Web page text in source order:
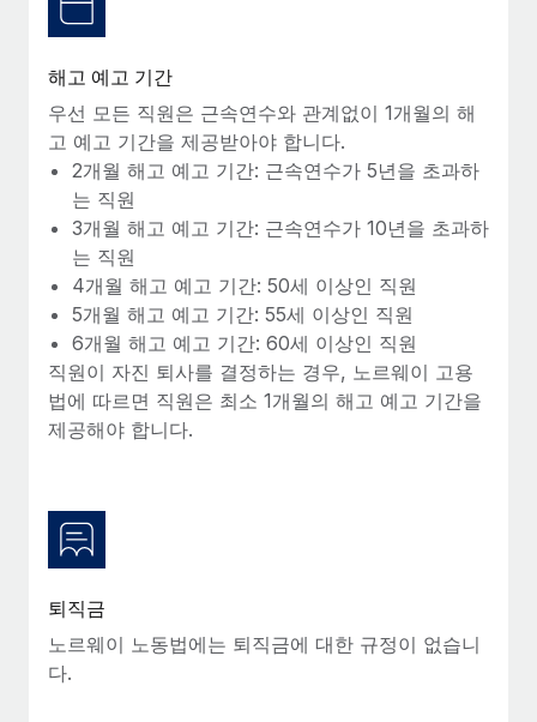
글로벌 인재 이동 및 전근
직원 해외 이전을 간편하게 처리
손쉬운 직원 복리후생 관리
블로그 둘러보기
블로그
Remote 제품 관련 소식: Gusto 및 Xero와의 통합과
Remote Contractor Management Plus
Remote의 사명은 모든 규모의 기업이 전 세계 어디서든 업무에 가
장 적합 사람을 찾아 채용 및 관리하고 급여를 지급하도록 돕는 것
입니다. 이를 위해 최근 몇 주 동안 새로운...
자세히 알아보기
Shootsta가 Remote를 통해 네 개의 시장에서 글로벌
채용을 확장한 방법
에게는 흥미롭고 전문적인 비디오 제작이 어느 때보다 중요해졌습
니다. 그러나 대부분의 회사들은 그렇게 높은 품질의...
해고 예고 기간
우선 모든 직원은 근속연수와 관계없이 1개월의 해
고 예고 기간을 제공받아야 합니다.
2개월 해고 예고 기간: 근속연수가 5년을 초과하
는 직원
3개월 해고 예고 기간: 근속연수가 10년을 초과하
는 직원
4개월 해고 예고 기간: 50세 이상인 직원
5개월 해고 예고 기간: 55세 이상인 직원
6개월 해고 예고 기간: 60세 이상인 직원
직원이 자진 퇴사를 결정하는 경우, 노르웨이 고용
법에 따르면 직원은 최소 1개월의 해고 예고 기간을
제공해야 합니다.
퇴직금
노르웨이 노동법에는 퇴직금에 대한 규정이 없습니
다.